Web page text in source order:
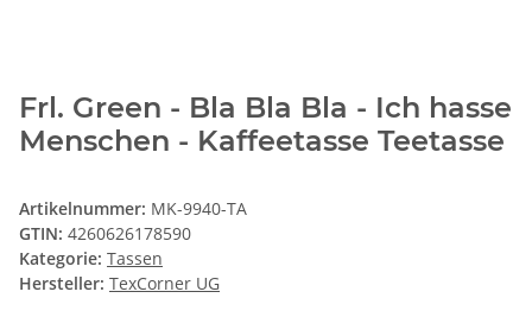
Frl. Green - Bla Bla Bla - Ich hasse
Menschen - Kaffeetasse Teetasse
Artikelnummer: MK-9940-TA
GTIN: 4260626178590
Kategorie: Tassen
Hersteller: TexCorner UG